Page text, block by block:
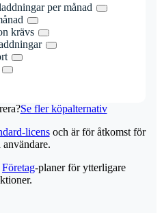
per månad
krävs
Se fler köpalternativ
licensoch är för åtkomst för
användare.
Företag-planer för ytterligare